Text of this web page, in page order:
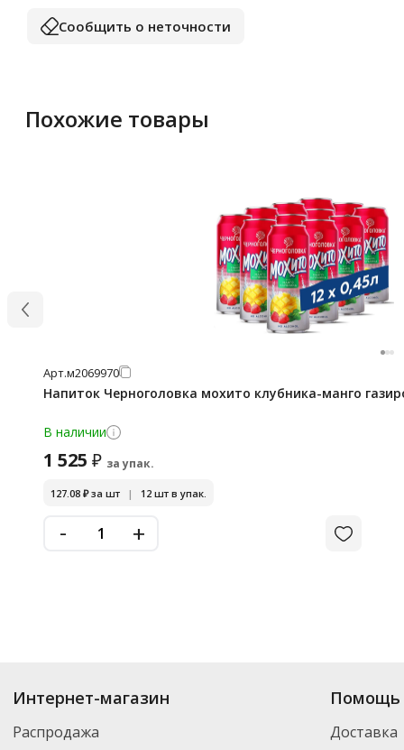
Сообщить о неточности
Похожие товары
Арт.м2069970
Напиток Черноголовка мохито клубника-манго
В наличии
1 525 ₽ за упак.
127.08 ₽за шт | 12 шт в упак.
- +
Интернет-магазин
Распродажа
Помощь
Доставка